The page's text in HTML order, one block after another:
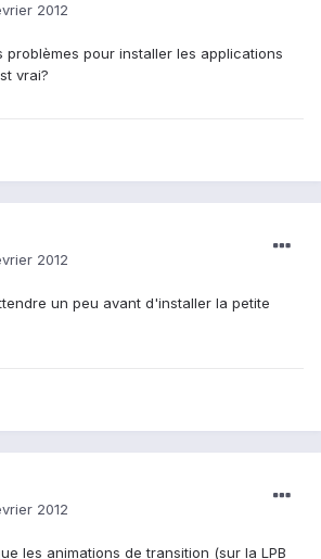
2012
pour installer les applications
vrai?
2012
un peu avant d'installer la petite
2012
les animations de transition (sur la LPB